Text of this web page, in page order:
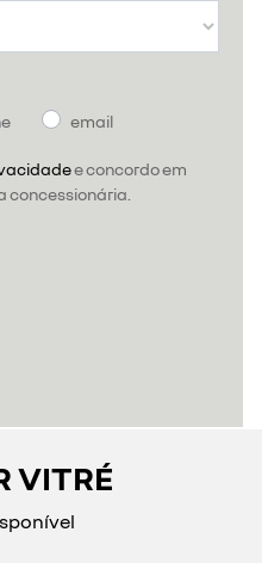
email
e concordo em
concessionária.
VITRÉ